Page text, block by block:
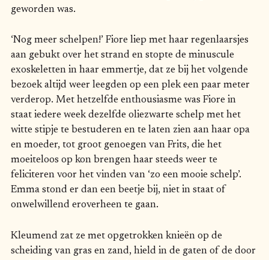
geworden was.
‘Nog meer schelpen!’ Fiore liep met haar regenlaarsjes
aan gebukt over het strand en stopte de minuscule
exoskeletten in haar emmertje, dat ze bij het volgende
bezoek altijd weer leegden op een plek een paar meter
verderop. Met hetzelfde enthousiasme was Fiore in
staat iedere week dezelfde oliezwarte schelp met het
witte stipje te bestuderen en te laten zien aan haar opa
en moeder, tot groot genoegen van Frits, die het
moeiteloos op kon brengen haar steeds weer te
feliciteren voor het vinden van ‘zo een mooie schelp’.
Emma stond er dan een beetje bij, niet in staat of
onwelwillend eroverheen te gaan.
Kleumend zat ze met opgetrokken knieën op de
scheiding van gras en zand, hield in de gaten of de door